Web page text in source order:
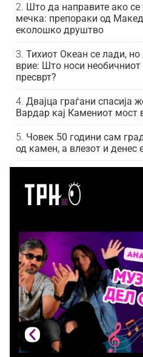
Што да направите ако се
мечка: препораки од
еколошко друштво
Тихиот Океан се лади, но
врие: Што носи
пресврт?
Двајца граѓани спасија
Вардар кај Камениот мост
Човек 50 години сам
од камен, а влезот и денес